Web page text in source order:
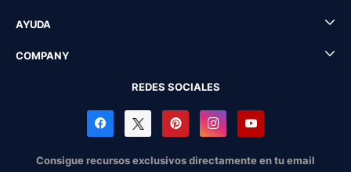
AYUDA
COMPANY
REDES SOCIALES
Consigue recursos exclusivos directamente en tu email